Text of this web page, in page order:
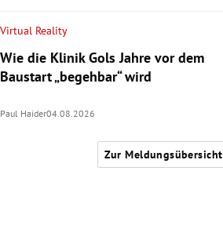
Virtual Reality
Wie die Klinik Gols Jahre vor dem
Baustart „begehbar“ wird
Paul Haider04.08.2026
Zur Meldungsübersicht